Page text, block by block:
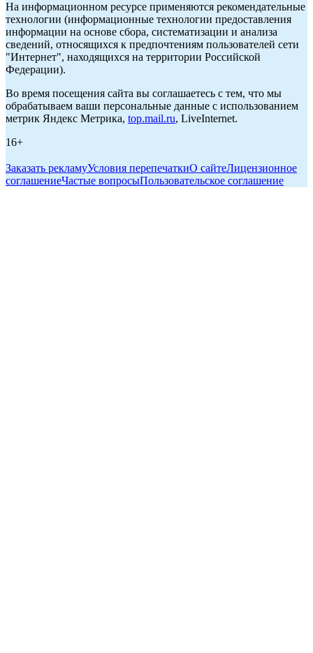
На информационном ресурсе применяются рекомендательные
технологии (информационные технологии предоставления
информации на основе сбора, систематизации и анализа
сведений, относящихся к предпочтениям пользователей сети
"Интернет", находящихся на территории Российской
Федерации).
Во время посещения сайта вы соглашаетесь с тем, что мы
обрабатываем ваши персональные данные с использованием
метрик Яндекс Метрика, top.mail.ru, LiveInternet.
16+
Заказать рекламуУсловия перепечаткиО сайтеЛицензионное
соглашениеЧастые вопросыПользовательское соглашение